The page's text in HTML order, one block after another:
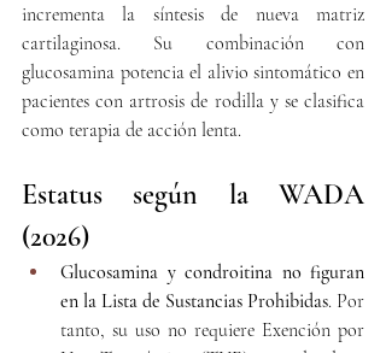
incrementa la síntesis de nueva matriz
cartilaginosa. Su combinación con
glucosamina potencia el alivio sintomático en
pacientes con artrosis de rodilla y se clasifica
como terapia de acción lenta.
Estatus según la WADA
(2026)
Glucosamina y condroitina no figuran
en la Lista de Sustancias Prohibidas. Por
tanto, su uso no requiere Exención por